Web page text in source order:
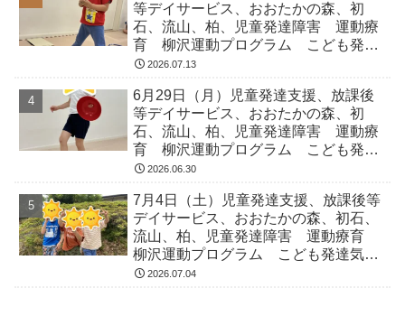
等デイサービス、おおたかの森、初
石、流山、柏、児童発達障害 運動療
育 柳沢運動プログラム こども発達
気になる 発達障害 放デイ 自閉
2026.07.13
6月29日（月）児童発達支援、放課後
等デイサービス、おおたかの森、初
石、流山、柏、児童発達障害 運動療
育 柳沢運動プログラム こども発達
気になる 発達障害 放デイ 自閉
2026.06.30
7月4日（土）児童発達支援、放課後等
デイサービス、おおたかの森、初石、
流山、柏、児童発達障害 運動療育
柳沢運動プログラム こども発達気に
なる 発達障害 放デイ 自閉症
2026.07.04